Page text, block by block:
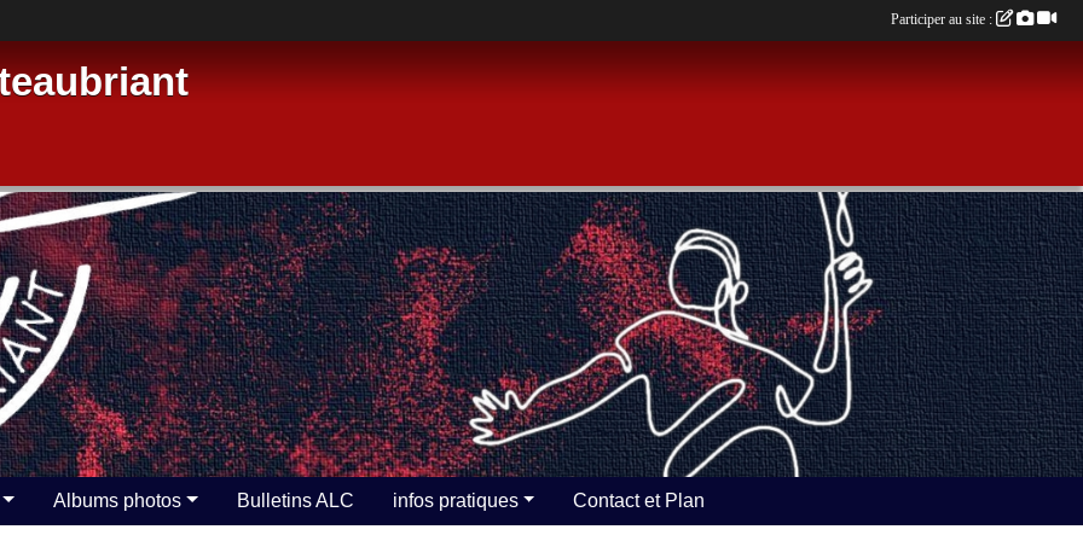
Albums photos Bulletins ALC infos pratiques Contact et Plan
Participer au site :